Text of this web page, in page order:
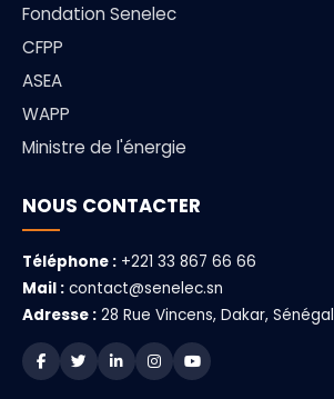
Fondation Senelec
CFPP
ASEA
WAPP
Ministre de l'énergie
NOUS CONTACTER
Téléphone : +221 33 867 66 66
Mail : contact@senelec.sn
Adresse : 28 Rue Vincens, Dakar, Sénégal